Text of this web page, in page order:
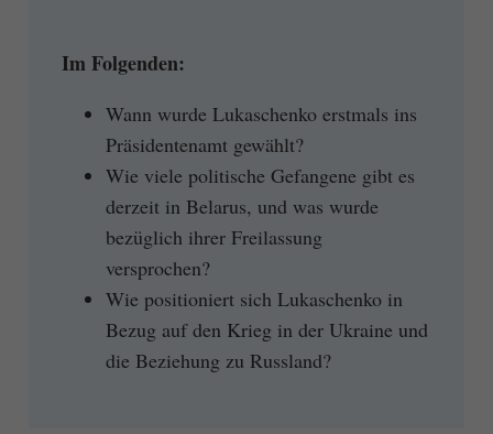
Im Folgenden:
Wann wurde Lukaschenko erstmals ins
Präsidentenamt gewählt?
Wie viele politische Gefangene gibt es
derzeit in Belarus, und was wurde
bezüglich ihrer Freilassung
versprochen?
Wie positioniert sich Lukaschenko in
Bezug auf den Krieg in der Ukraine und
die Beziehung zu Russland?